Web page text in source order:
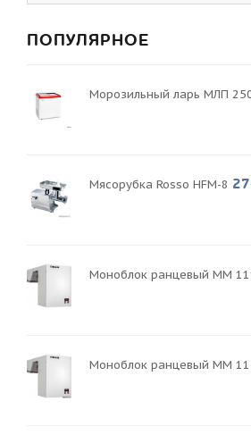
ПОПУЛЯРНОЕ
Морозильный ларь МЛП
Мясорубка Rosso HFM-8
Моноблок ранцевый MM
Моноблок ранцевый MM